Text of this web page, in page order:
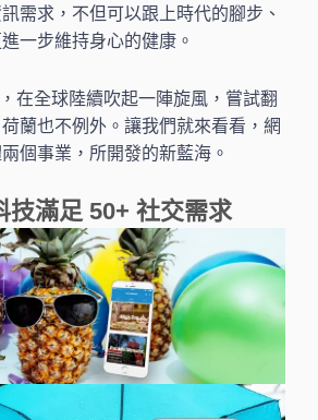
需求，不但可以跟上時代的腳步、
一步維持身心的健康。
在全球陸續吹起一陣旋風，嘗試翻
蘭也不例外。讓我們就來看看，網
個事業，所開發的新藍海。
技滿足 50+ 社交需求